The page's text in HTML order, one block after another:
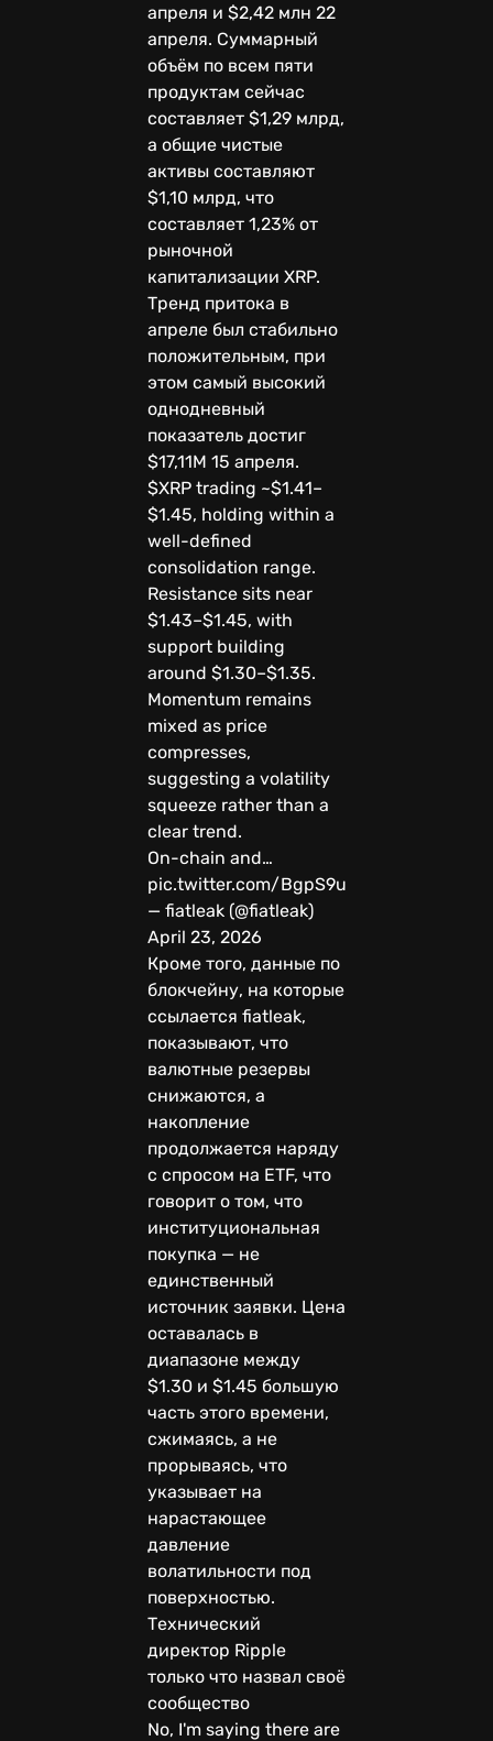
апреля и $2,42 млн 22
апреля. Суммарный
объём по всем пяти
продуктам сейчас
составляет $1,29 млрд,
а общие чистые
активы составляют
$1,10 млрд, что
составляет 1,23% от
рыночной
капитализации XRP.
Тренд притока в
апреле был стабильно
положительным, при
этом самый высокий
однодневный
показатель достиг
$17,11M 15 апреля.
$XRP trading ~$1.41–
$1.45, holding within a
well-defined
consolidation range.
Resistance sits near
$1.43–$1.45, with
support building
around $1.30–$1.35.
Momentum remains
mixed as price
compresses,
suggesting a volatility
squeeze rather than a
clear trend.
On-chain and…
pic.twitter.com/BgpS9uLujO
— fiatleak (@fiatleak)
April 23, 2026
Кроме того, данные по
блокчейну, на которые
ссылается fiatleak,
показывают, что
валютные резервы
снижаются, а
накопление
продолжается наряду
с спросом на ETF, что
говорит о том, что
институциональная
покупка — не
единственный
источник заявки. Цена
оставалась в
диапазоне между
$1.30 и $1.45 большую
часть этого времени,
сжимаясь, а не
прорываясь, что
указывает на
нарастающее
давление
волатильности под
поверхностью.
Технический
директор Ripple
только что назвал своё
сообщество
No, I'm saying there are